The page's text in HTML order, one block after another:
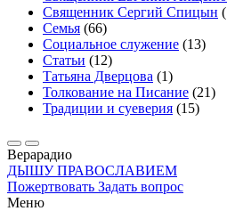
Священник Сергий Спицын
Семья (66)
Социальное служение (13)
Статьи (12)
Татьяна Дверцова (1)
Толкование на Писание (21)
Традиции и суеверия (15)
Верарадио
ДЫШУ ПРАВОСЛАВИЕМ
Пожертвовать Задать вопрос
Меню